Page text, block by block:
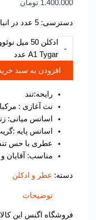
1.400.000 تومان
دسترسی: 5 عدد در انبار
ادکلن 50 میل نوئوو
A1 Tygar عدد
افزودن به سبد خرید
رایحه:تند
نت آغازی : مرکبات /
اسانس میانی: زنجبیل
اسانس پایه :گریپ
عطری با حس تند و
مناسب: آقایان و خانم
عطر و ادکلن
توضیحات
فروشگاه اگنس این کالا را